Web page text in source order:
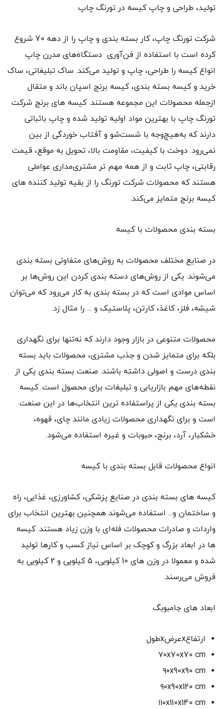
تولید، طراحی و چاپ کیسه در تورنگ چاپ
شرکت تورنگ چاپ، کار بسته بندی و چاپ را از دهه 70 شروع
کرده است با استفاده از فن‌آوری دستگاه‌های مدرن چاپ
انواع کیسه را طراحی، چاپ و تولید می‌کند. ساک تبلیغاتی، ساک
خرید و کیسه بسته بندی، کیسه برنج اسپان باند و متقال
ازجمله محصولات این مجموعه هستند. کیسه های برنج شرکت
تورنگ چاپ با بهترین مواد اولیه تولید شده و چاپ باثباتی
دارند که به‌هیچ‌وجه با شست‌شو و آفتاب خوردگی از بین
نمی‌رود. دوخت با کیفیت، مقاومت بالا، تحویل به موقع، قیمت
رقابتی، چاپ ثابت و از همه مهم‌ تر مشتری‌مداری عواملی
هستند که محصولات شرکت تورنگ را از بقیه تولید کننده های
کیسه برنج متمایز می‌کند.
بسته بندی محصولات با کیسه
در صنایع مختلف محصولات به روش‌های متفاوتی بسته بندی
می‌شوند. یکی از روش‌های دسته بندی کردن این روش‌ها بر
اساس موادی است که در بسته بندی به کار می‌رود که می‌توان
شیشه، فلز، کاغذ، کارتن، پلاستیک و ... را مثال زد.
محصولات متنوعی در بازار وجود دارند که نه‌تنها برای نگهداری
بلکه برای متمایز شدن و جذب مشتری، محصولات باید بسته
بندی درست و اصولی داشته باشند. صنعت بسته بندی یکی از
نقطه‌های مهم بازاریابی و تبلیغات برای محصول است. کیسه
بسته بندی یکی از پراستفاده‌ ترین انتخاب‌ها در این صنعت
است و برای نگهداری محصولات زیادی مانند چای، قهوه،
خشکبار، آرد، برنج، حبوبات و غیره استفاده می‌شود.
انواع محصولات قابل بسته بندی با کیسه
کیسه های بسته بندی در صنایع پزشکی، کشاورزی، غذایی، راه
و ساختمان و... استفاده می‌شوند همچنین بهترین انتخاب برای
واردات و صادرات محصولات فله‌ای با وزن زیاد هستند. کیسه
ها در ابعاد بزرگ و کوچک بر اساس نیاز کسب‌ و کارها تولید
شده و معمولا در وزن های 10 کیلویی، 5 کیلویی و 2 کیلویی به
فروش می‌رسند.
ابعاد های جامبوبگ
ارتفاعxعرضxطول
۷۰x70x70 cm
۹۰x90x90 cm
۹۰x90x120 cm
۱۱۰x110x140 cm